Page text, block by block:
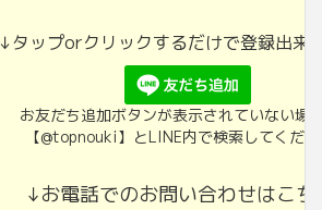
↓タップorクリックするだけで登録出来
お友だち追加ボタンが表示されていない場
【@topnouki】とLINE内で検索してくだ
↓お電話でのお問い合わせはこ